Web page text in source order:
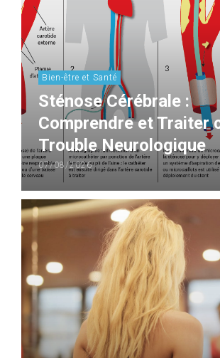
Bien-être et Santé
Sténose Cérébrale :
Comprendre et Traiter
Trouble Neurologique
07/08/2026